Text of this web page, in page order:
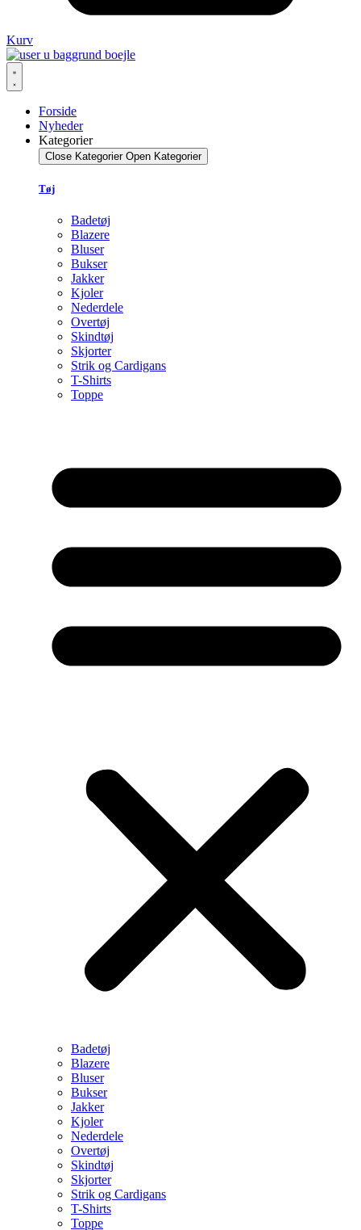
Kurv
Forside
Nyheder
Kategorier
Close Kategorier Open Kategorier
Tøj
Badetøj
Blazere
Bluser
Bukser
Jakker
Kjoler
Nederdele
Overtøj
Skindtøj
Skjorter
Strik og Cardigans
T-Shirts
Toppe
Badetøj
Blazere
Bluser
Bukser
Jakker
Kjoler
Nederdele
Overtøj
Skindtøj
Skjorter
Strik og Cardigans
T-Shirts
Toppe